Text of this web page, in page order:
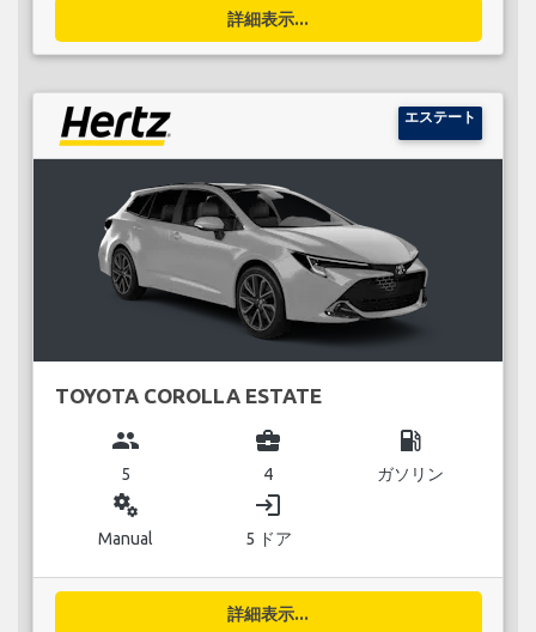
詳細表示...
エステート
TOYOTA COROLLA ESTATE
group
5
business_center
4
local_gas_station
ガソリン
miscellaneous_services
Manual
login
5 ドア
詳細表示...